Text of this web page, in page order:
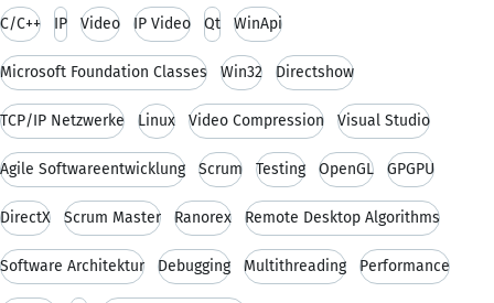
C/C++ IP Video IP Video Qt WinApi
Microsoft Foundation Classes Win32 Directshow
TCP/IP Netzwerke Linux Video Compression Visual Studio
Agile Softwareentwicklung Scrum Testing OpenGL GPGPU
DirectX Scrum Master Ranorex Remote Desktop Algorithms
Software Architektur Debugging Multithreading Performance